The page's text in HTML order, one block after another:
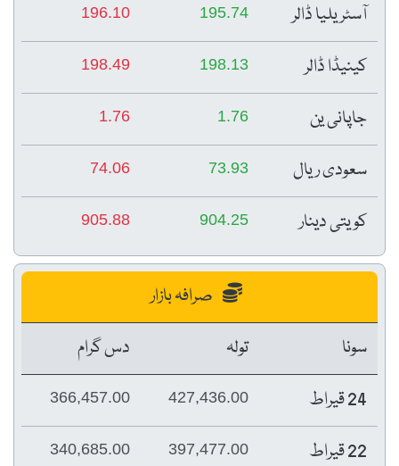
آسٹریلیا ڈالر 195.74
196.10
کینیڈا ڈالر 198.13
198.49
جاپانی ین 1.76
1.76
سعودی ریال 73.93
74.06
کویتی دینار 904.25
905.88
صرافہ بازار
سونا
تولہ
دس گرام
24 قیراط
427,436.00
366,457.00
22 قیراط 397,477.00
340,685.00